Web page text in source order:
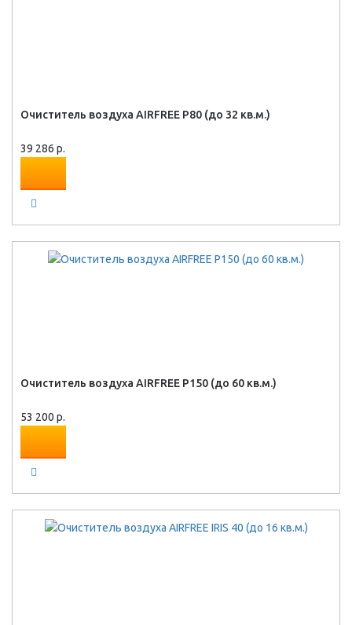
Очиститель воздуха AIRFREE P80 (до 32 кв.м.)
39 286 р.
Очиститель воздуха AIRFREE P150 (до 60 кв.м.)
53 200 р.